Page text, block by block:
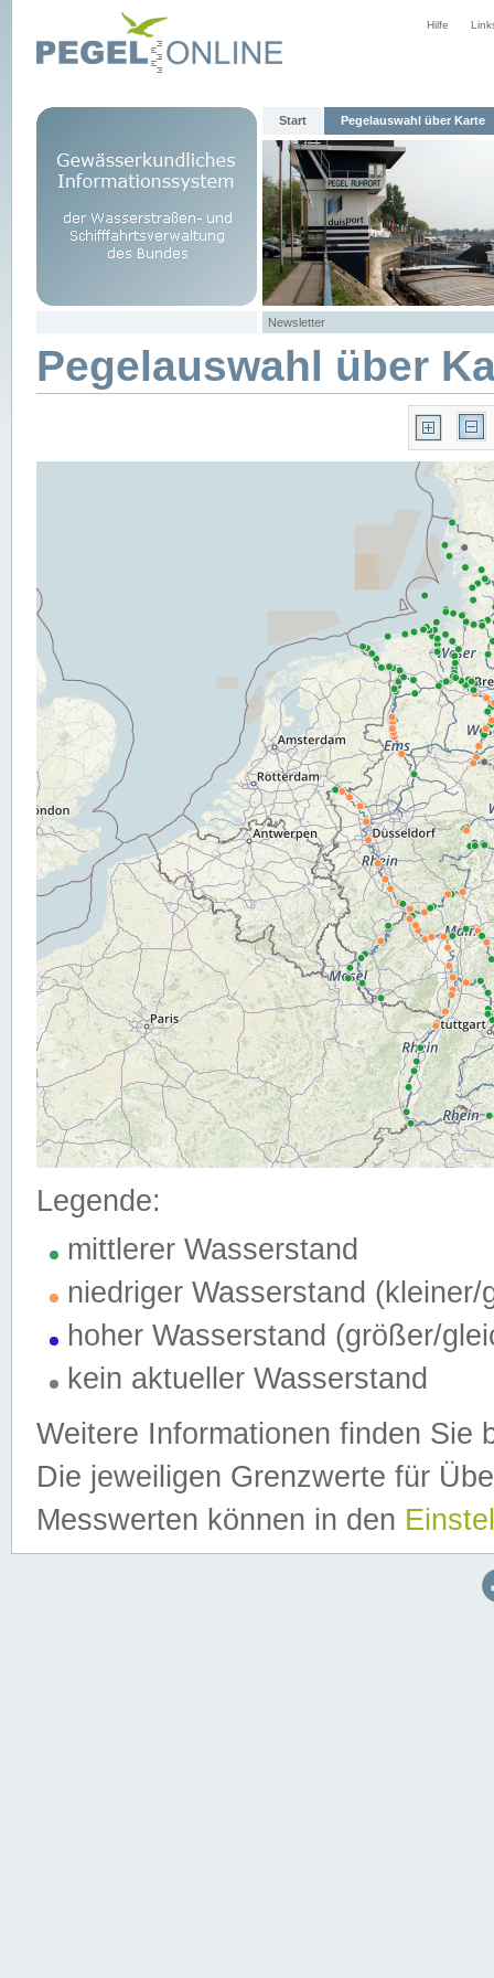
Hilfe
Start Pegelauswahl über Karte
Newsletter
Pegelauswahl über
Legende:
mittlerer Wasserstand
niedriger Wasserstand (kleiner/
hoher Wasserstand (größer/
kein aktueller Wasserstand
Weitere Informationen finden Sie
Die jeweiligen Grenzwerte für
Messwerten können in den